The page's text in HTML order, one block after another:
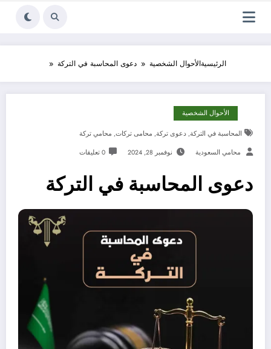
الرئيسيةالأحوال الشخصية دعوى المحاسبة في التركة
الأحوال الشخصية
المحاسبة في التركة, دعوى تركة, محامى تركات, محامي تركة
محامي السعودية نوفمبر 28, 2024 0 تعليقات
دعوى المحاسبة في التركة